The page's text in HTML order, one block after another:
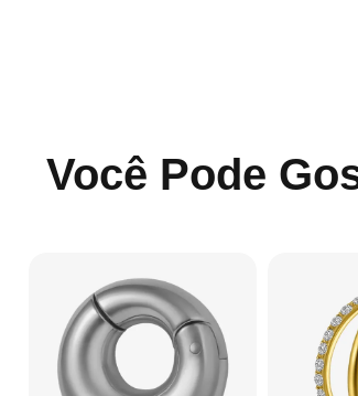
Você Pode